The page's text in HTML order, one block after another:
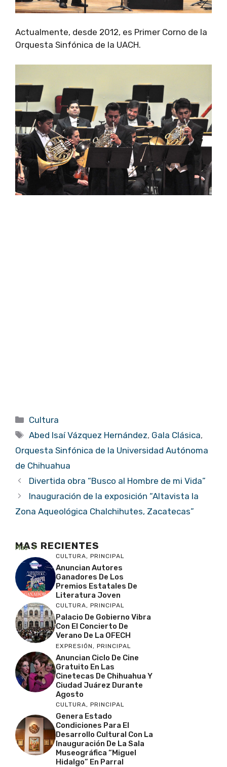
Actualmente, desde 2012, es Primer Corno de la
Orquesta Sinfónica de la UACH.
Categorías
Cultura
Etiquetas
Abed Isaí Vázquez Hernández, Gala Clásica,
Orquesta Sinfónica de la Universidad Autónoma
de Chihuahua
Divertida obra “Busco al Hombre de mi Vida”
Inauguración de la exposición “Altavista la
Zona Aqueológica Chalchihutes, Zacatecas”
MAS RECIENTES
Más
CULTURA, PRINCIPAL
Anuncian Autores
Ganadores De Los
Premios Estatales De
Literatura Joven
CULTURA, PRINCIPAL
Palacio De Gobierno Vibra
Con El Concierto De
Verano De La OFECH
EXPRESIÓN, PRINCIPAL
Anuncian Ciclo De Cine
Gratuito En Las
Cinetecas De Chihuahua Y
Ciudad Juárez Durante
Agosto
CULTURA, PRINCIPAL
Genera Estado
Condiciones Para El
Desarrollo Cultural Con La
Inauguración De La Sala
Museográfica “Miguel
Hidalgo” En Parral